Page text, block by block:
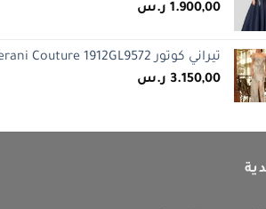
1.900,00 ر.س
تيراني كوتور Terani Couture 1912GL9572
3.150,00 ر.س